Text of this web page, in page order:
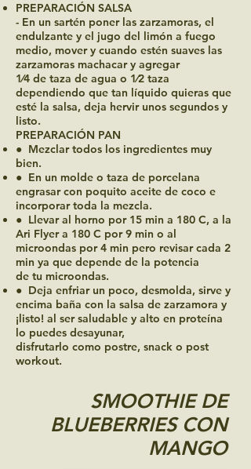
PREPARACIÓN SALSA
- En un sartén poner las zarzamoras, el
endulzante y el jugo del limón a fuego
medio, mover y cuando estén suaves las
zarzamoras machacar y agregar
1⁄4 de taza de agua o 1⁄2 taza
dependiendo que tan líquido quieras que
esté la salsa, deja hervir unos segundos y
listo.
PREPARACIÓN PAN
● Mezclar todos los ingredientes muy
bien.
● En un molde o taza de porcelana
engrasar con poquito aceite de coco e
incorporar toda la mezcla.
● Llevar al horno por 15 min a 180 C, a la
Ari Flyer a 180 C por 9 min o al
microondas por 4 min pero revisar cada 2
min ya que depende de la potencia
de tu microondas.
● Deja enfriar un poco, desmolda, sirve y
encima baña con la salsa de zarzamora y
¡listo! al ser saludable y alto en proteína
lo puedes desayunar,
disfrutarlo como postre, snack o post
workout.
SMOOTHIE DE
BLUEBERRIES CON
MANGO